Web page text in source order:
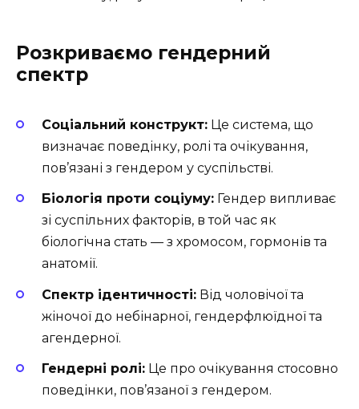
Розкриваємо гендерний
спектр
Соціальний конструкт: Це система, що
визначає поведінку, ролі та очікування,
пов’язані з гендером у суспільстві.
Біологія проти соціуму: Гендер випливає
зі суспільних факторів, в той час як
біологічна стать — з хромосом, гормонів та
анатомії.
Спектр ідентичності: Від чоловічої та
жіночої до небінарної, гендерфлюїдної та
агендерної.
Гендерні ролі: Це про очікування стосовно
поведінки, пов’язаної з гендером.